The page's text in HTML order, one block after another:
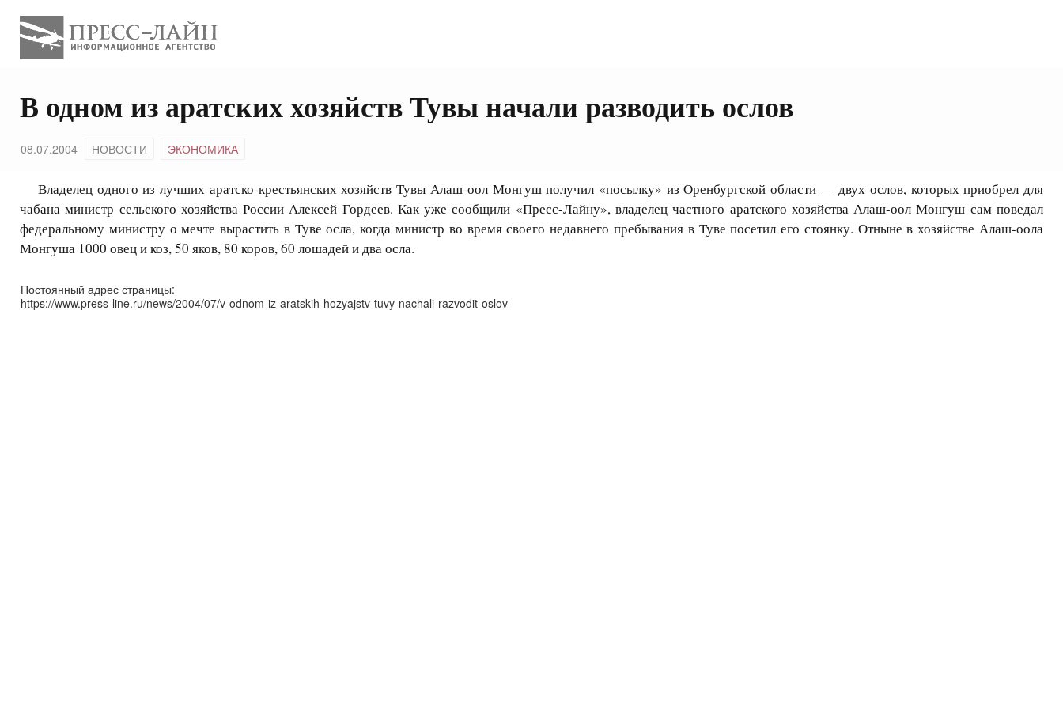
В одном из аратских хозяйств Тувы начали разводить ослов
08.07.2004 НОВОСТИ ЭКОНОМИКА
Владелец одного из лучших аратско-крестьянских хозяйств Тувы Алаш-оол Монгуш получил «посылку» из Оренбургской области — двух ослов, которых приобрел для
чабана министр сельского хозяйства России Алексей Гордеев. Как уже сообщили «Пресс-Лайну», владелец частного аратского хозяйства Алаш-оол Монгуш сам поведал
федеральному министру о мечте вырастить в Туве осла, когда министр во время своего недавнего пребывания в Туве посетил его стоянку. Отныне в хозяйстве Алаш-оола
Монгуша 1000 овец и коз, 50 яков, 80 коров, 60 лошадей и два осла.
Постоянный адрес страницы:
https://www.press-line.ru/news/2004/07/v-odnom-iz-aratskih-hozyajstv-tuvy-nachali-razvodit-oslov